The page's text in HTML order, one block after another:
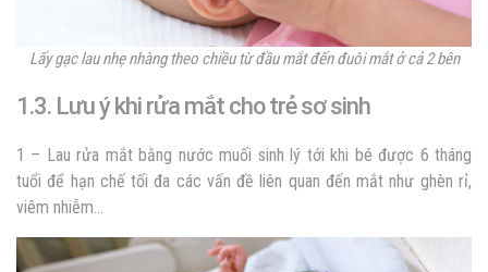
Lấy gạc lau nhẹ nhàng theo chiều từ đầu mắt đến đuôi mắt ở cả 2 bên
1.3. Lưu ý khi rửa mắt cho trẻ sơ sinh
1 – Lau rửa mắt bằng nước muối sinh lý tới khi bé được 6 tháng
tuổi để hạn chế tối đa các vấn đề liên quan đến mắt như ghèn rỉ,
viêm nhiễm…